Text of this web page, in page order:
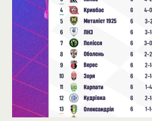
Сенат США
санкцій
Ivanov
3
Київська
року: які
вигляд
Ivanov
4
РФ готує